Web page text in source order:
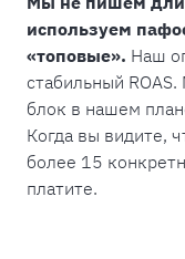
используем
«топовые». Наш
стабильный
блок в нашем
Когда вы видите,
более 15
платите.